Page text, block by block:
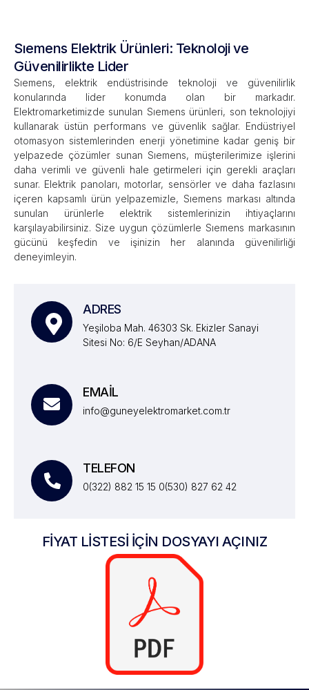
Sıemens Elektrik Ürünleri: Teknoloji ve
Güvenilirlikte Lider
Sıemens, elektrik endüstrisinde teknoloji ve güvenilirlik
konularında lider konumda olan bir markadır.
Elektromarketimizde sunulan Sıemens ürünleri, son teknolojiyi
kullanarak üstün performans ve güvenlik sağlar. Endüstriyel
otomasyon sistemlerinden enerji yönetimine kadar geniş bir
yelpazede çözümler sunan Sıemens, müşterilerimize işlerini
daha verimli ve güvenli hale getirmeleri için gerekli araçları
sunar. Elektrik panoları, motorlar, sensörler ve daha fazlasını
içeren kapsamlı ürün yelpazemizle, Sıemens markası altında
sunulan ürünlerle elektrik sistemlerinizin ihtiyaçlarını
karşılayabilirsiniz. Size uygun çözümlerle Sıemens markasının
gücünü keşfedin ve işinizin her alanında güvenilirliği
deneyimleyin.
ADRES
Yeşiloba Mah. 46303 Sk. Ekizler Sanayi
Sitesi No: 6/E Seyhan/ADANA
EMAİL
info@guneyelektromarket.com.tr
TELEFON
0(322) 882 15 15 0(530) 827 62 42
FİYAT LİSTESİ İÇİN DOSYAYI AÇINIZ